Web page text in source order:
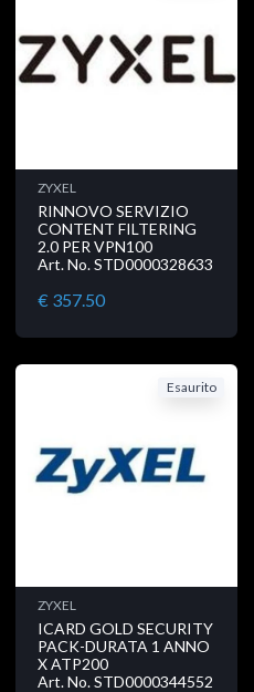
ZYXEL
RINNOVO SERVIZIO
CONTENT FILTERING
2.0 PER VPN100
Art. No. STD0000328633
€ 357.50
Esaurito
ZYXEL
ICARD GOLD SECURITY
PACK-DURATA 1 ANNO
X ATP200
Art. No. STD0000344552